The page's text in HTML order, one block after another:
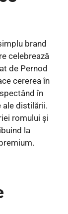
brand
celebrează
de Pernod
cererea în
în
ale distilării.
romului și
la